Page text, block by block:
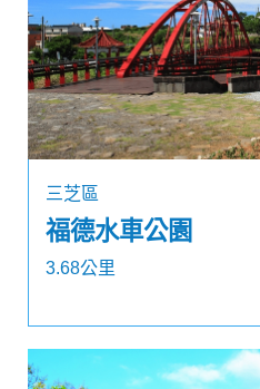
三芝區
福德水車公園
3.68公里